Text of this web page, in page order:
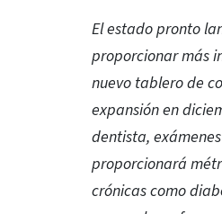
El estado pronto
proporcionar más
nuevo tablero de
expansión en
dentista,
proporcionará
crónicas como